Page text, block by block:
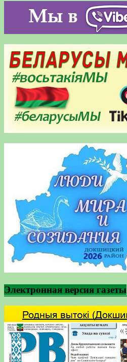
Электронная версия газеты